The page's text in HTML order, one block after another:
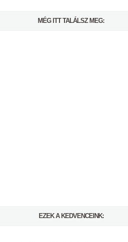
MÉG ITT TALÁLSZ MEG:
EZEK A KEDVENCEINK: